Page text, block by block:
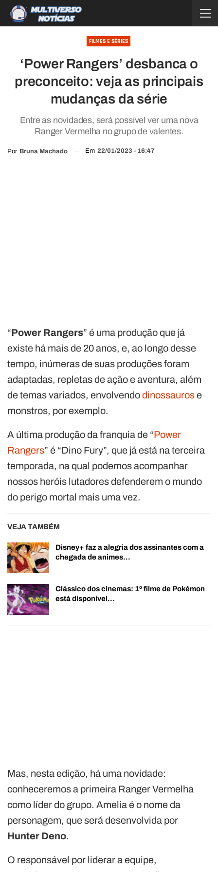
FILMES E SÉRIES
‘Power Rangers’ desbanca o
preconceito: veja as principais
mudanças da série
Entre as novidades, será possível ver uma nova
Ranger Vermelha no grupo de valentes.
Por Bruna Machado Em 22/01/2023 - 16:47
“Power Rangers” é uma produção que já
existe há mais de 20 anos, e, ao longo desse
tempo, inúmeras de suas produções foram
adaptadas, repletas de ação e aventura, além
de temas variados, envolvendodinossaurose
monstros, por exemplo.
A última produção da franquia de “Power
Rangers” é “Dino Fury”, que já está na terceira
temporada, na qual podemos acompanhar
nossos heróis lutadores defenderem o mundo
do perigo mortal mais uma vez.
VEJA TAMBÉM
Disney+ faz a alegria dos assinantes com a
chegada de animes…
Clássico dos cinemas: 1º filme de Pokémon
está disponível…
Mas, nesta edição, há uma novidade:
conheceremos a primeira Ranger Vermelha
como líder do grupo. Amelia é o nome da
personagem, que será desenvolvida por
Hunter Deno.
O responsável por liderar a equipe,